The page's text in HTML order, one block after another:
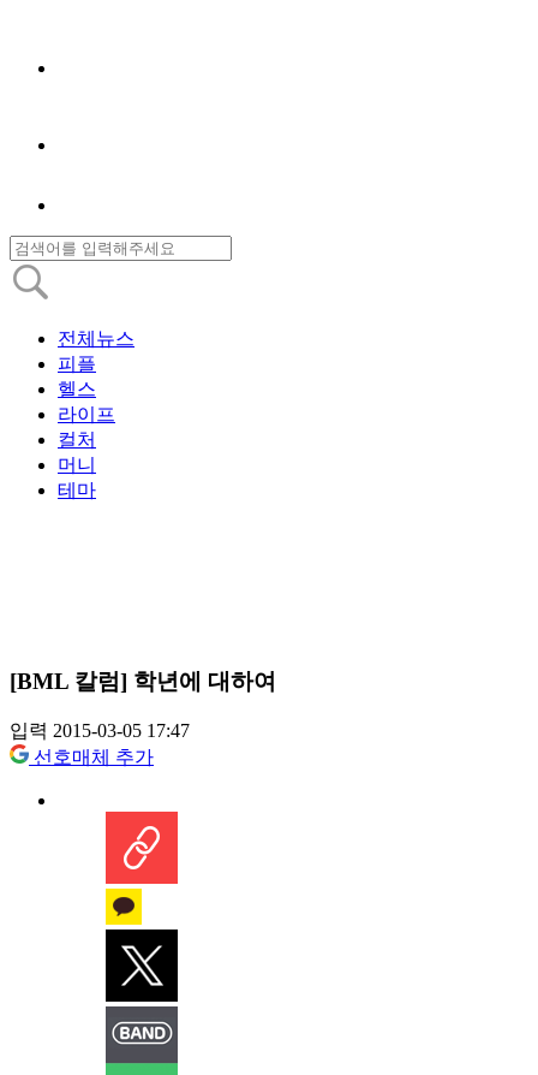
전체뉴스
피플
헬스
라이프
컬처
머니
테마
[BML 칼럼] 학년에 대하여
입력 2015-03-05 17:47
선호매체 추가